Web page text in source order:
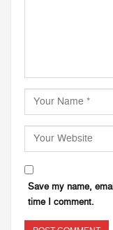
Save my name,
time I comment.